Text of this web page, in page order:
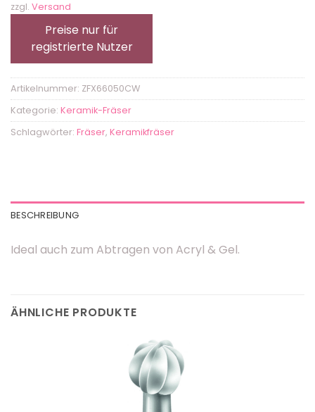
zzgl. Versand
Preise nur für
registrierte Nutzer
Artikelnummer: ZFX66050CW
Kategorie: Keramik-Fräser
Schlagwörter: Fräser, Keramikfräser
BESCHREIBUNG
Ideal auch zum Abtragen von Acryl & Gel.
ÄHNLICHE PRODUKTE